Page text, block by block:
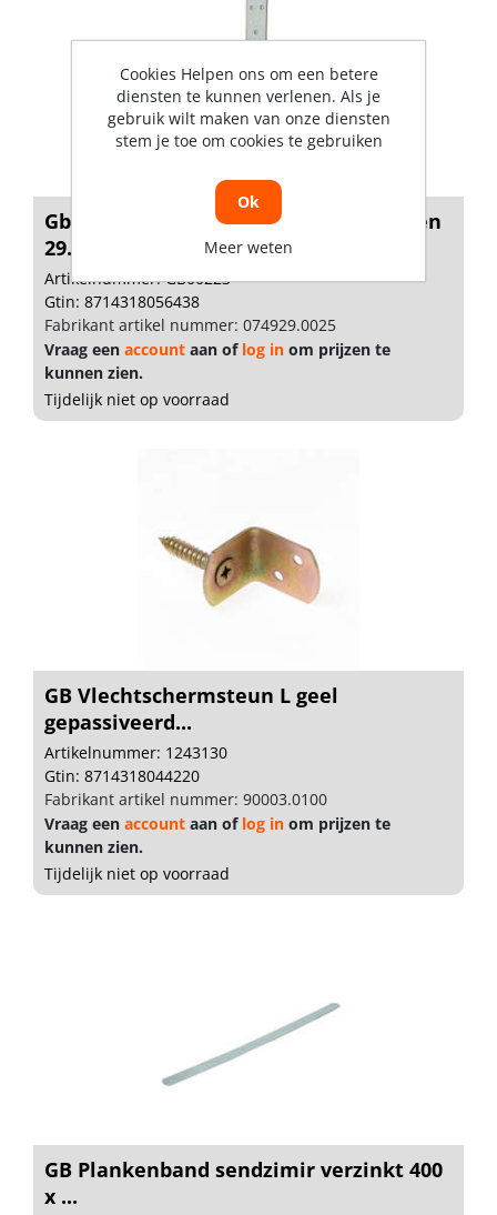
Gb HSB Trekanker incl. 2mm volgplaten
29...
Artikelnummer: GB00223
Gtin: 8714318056438
Fabrikant artikel nummer: 074929.0025
Vraag een account aan of log in om prijzen te
kunnen zien.
Tijdelijk niet op voorraad
GB Vlechtschermsteun L geel
gepassiveerd...
Artikelnummer: 1243130
Gtin: 8714318044220
Fabrikant artikel nummer: 90003.0100
Vraag een account aan of log in om prijzen te
kunnen zien.
Tijdelijk niet op voorraad
GB Plankenband sendzimir verzinkt 400
x ...
Cookies Helpen ons om een betere
diensten te kunnen verlenen. Als je
gebruik wilt maken van onze diensten
stem je toe om cookies te gebruiken
Ok
Meer weten